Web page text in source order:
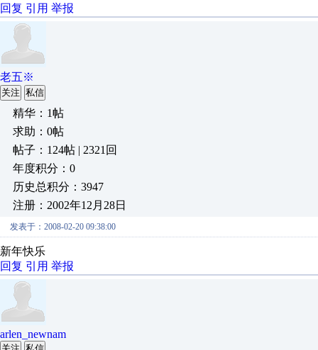
回复 引用 举报
老五※
关注 私信
精华：1帖
求助：0帖
帖子：124帖 | 2321回
年度积分：0
历史总积分：3947
注册：2002年12月28日
发表于：2008-02-20 09:38:00
新年快乐
回复 引用 举报
arlen_newnam